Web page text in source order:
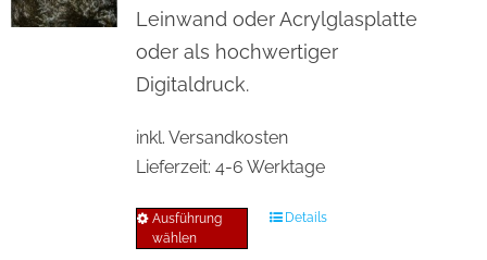
können
auf
gewählt
werden
Leinwand oder Acrylglasplatte
oder als hochwertiger
Digitaldruck.
inkl. Versandkosten
Lieferzeit: 4-6 Werktage
Ausführung
wählen
Dieses
Details